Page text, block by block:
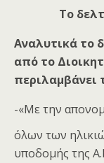
Το
Αναλυτικά το
από το
περιλαμβάνει
-«Με την
όλων των
υποδομής της